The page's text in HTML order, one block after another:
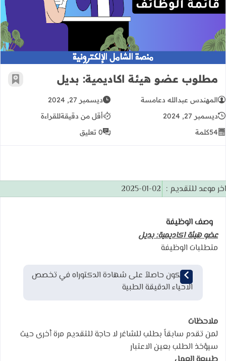
مطلوب عضو هيئة اكاديمية: بديل
مطلوب عضو هيئة اكاديمية: بديل أضف
المهندس عبدالله دعامسة
ديسمبر 27, 2024
ديسمبر 27, 2024
أقل من دقيقةللقراءة
54كلمة 0 تعليق
اخر موعد للتقديم : 2025-01-02
وصف الوظيفة
عضو هيئة اكاديمية: بديل
متطلبات الوظيفة
أن يكون حاصلاً على شهادة الدكتوراه في تخصص
الاحياء الدقيقة الطبية
ملاحظات
لمن تقدم سابقاً بطلب للشاغر لا حاجة للتقديم مرة أخرى حيث
سيؤخذ الطلب بعين الاعتبار